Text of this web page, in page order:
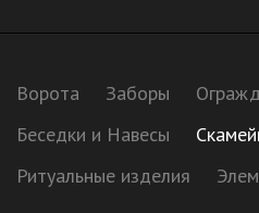
Ворота Заборы
Беседки и Навесы
Ритуальные изделия